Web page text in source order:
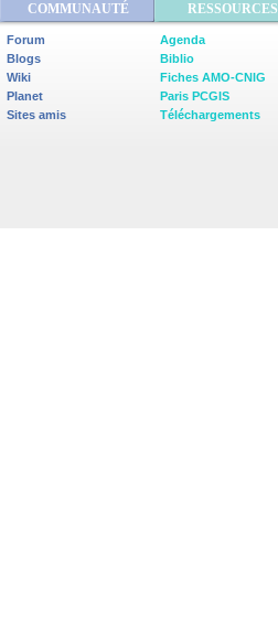
COMMUNAUTÉ RESSOURCES
Forum
Blogs
Wiki
Planet
Sites amis
Agenda
Biblio
Fiches AMO-CNIG
Paris PCGIS
Téléchargements